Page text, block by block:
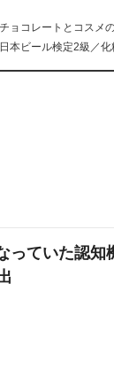
ョコレートとコスメ
ビール検定2級／化
っていた認